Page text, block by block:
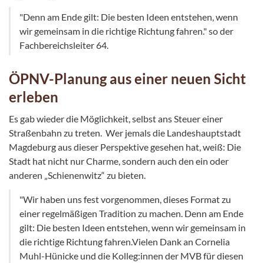
"Denn am Ende gilt: Die besten Ideen entstehen, wenn
wir gemeinsam in die richtige Richtung fahren." so der
Fachbereichsleiter 64.
ÖPNV-Planung aus einer neuen Sicht
erleben
Es gab wieder die Möglichkeit, selbst ans Steuer einer
Straßenbahn zu treten. Wer jemals die Landeshauptstadt
Magdeburg aus dieser Perspektive gesehen hat, weiß: Die
Stadt hat nicht nur Charme, sondern auch den ein oder
anderen „Schienenwitz“ zu bieten.
"Wir haben uns fest vorgenommen, dieses Format zu
einer regelmäßigen Tradition zu machen. Denn am Ende
gilt: Die besten Ideen entstehen, wenn wir gemeinsam in
die richtige Richtung fahren.Vielen Dank an Cornelia
Muhl-Hünicke und die Kolleg:innen der MVB für diesen